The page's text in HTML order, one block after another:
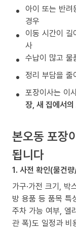
아이 또는 반
경우
이동 시간이
사
수납이 많고 물
정리 부담을 줄
포장이사는 이
장, 새 집에서
본오동 포장
됩니다
1. 사전 확인(물건
가구·가전 크기,
방 용품 등 품목 특
주차 가능 여부, 엘
관 폭)도 일정과 비